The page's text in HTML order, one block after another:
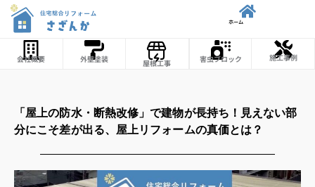
内
ホーム
会社概要 外壁塗装 屋根工事 害虫ブロック 施工事例
「屋上の防水・断熱改修」で建物が長持ち！見えない部
分にこそ差が出る、屋上リフォームの真価とは？